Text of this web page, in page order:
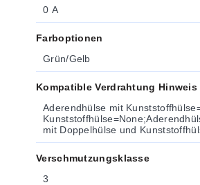
0 A
Farboptionen
Grün/Gelb
Kompatible Verdrahtung Hinweis
Aderendhülse mit
mit Doppelhülse und
Verschmutzungsklasse
3